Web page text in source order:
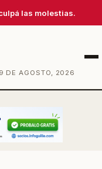
las molestias.
DE AGOSTO, 2026
Menú